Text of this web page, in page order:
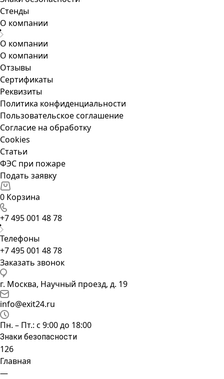
Стенды
О компании
О компании
О компании
Отзывы
Сертификаты
Реквизиты
Политика конфиденциальности
Пользовательское соглашение
Согласие на обработку
Cookies
Статьи
ФЭС при пожаре
Подать заявку
0 Корзина
+7 495 001 48 78
Телефоны
+7 495 001 48 78
Заказать звонок
г. Москва, Научный проезд, д. 19
info@exit24.ru
Пн. – Пт.: с 9:00 до 18:00
Знаки безопасности
126
Главная
—